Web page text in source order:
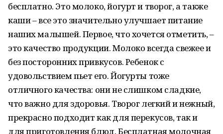
бесплатно. Это молоко, йогурт и творог, а также
каши – все это значительно улучшает питание
наших малышей. Первое, что хочется отметить, –
это качество продукции. Молоко всегда свежее и
без посторонних привкусов. Ребенок с
удовольствием пьет его. Йогурты тоже
отличного качества: они не слишком сладкие,
что важно для здоровья. Творог легкий и нежный,
прекрасно подходит как для перекусов, так и
для приготовления блюд. Бесплатная молочная